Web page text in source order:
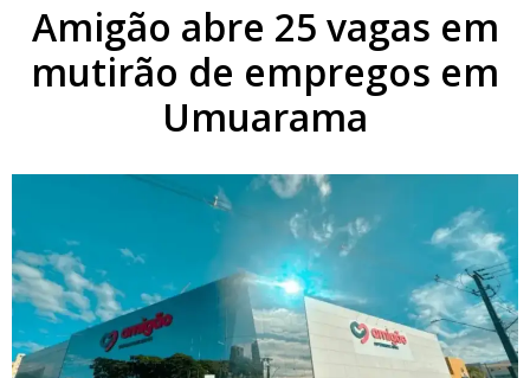
Amigão abre 25 vagas em
mutirão de empregos em
Umuarama